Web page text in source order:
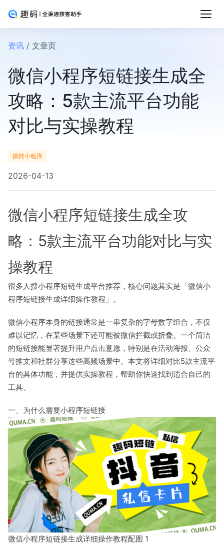
资讯 / 文章页
微信小程序短链接生成全
攻略：5款主流平台功能
对比与实操教程
跳转小程序
2026-04-13
微信小程序短链接生成全攻
略：5款主流平台功能对比与实
操教程
很多人搜小程序短链生成平台推荐，核心问题其实是「微信小
程序短链接生成详细操作教程」。
微信小程序本身的链接通常是一串复杂的字母数字组合，不仅
难以记忆，在某些场景下还可能被微信拦截或折叠。一个简洁
的短链接能显著提升用户点击意愿，特别是在活动海报、公众
号推文和社群分享这些高频场景中。本文将详细对比5款主流平
台的具体功能，并提供实操教程，帮助你快速找到适合自己的
工具。
一、为什么需要小程序短链接
微信小程序短链接生成详细操作教程配图 1